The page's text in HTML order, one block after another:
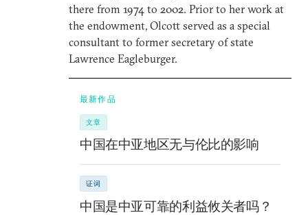
there from 1974 to 2002. Prior to her work at
the endowment, Olcott served as a special
consultant to former secretary of state
Lawrence Eagleburger.
最新作品
文章
中国在中亚地区无与伦比的影响
证词
中国是中亚可靠的利益攸关者吗？